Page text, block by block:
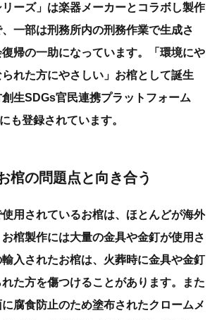
リーズ」は楽器メーカーとコラボし製作
一部は刑務所内の刑務作業で生成さ
帰の一助になっています。「環境にや
れた方にやさしい」お棺として誕生
生SDGs官民連携プラットフォーム
も登録されています。
棺の問題点と向き合う
用されているお棺は、ほとんどが海外
棺製作には大量の金具や金釘が使用さ
入されたお棺は、火葬時に金具や金釘
た方を傷つけることがあります。また
腐食防止のため塗布されたクロームメ